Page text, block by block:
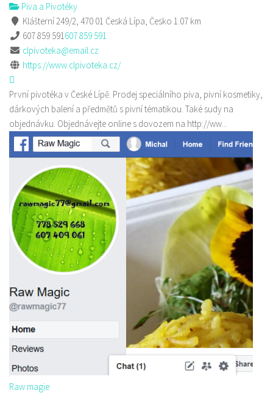
Piva a Pivotéky
Klášterní 249/2, 470 01 Česká Lípa, Česko 1.07 km
607 859 591607 859 591
clpivoteka@email.cz
https://www.clpivoteka.cz/
První pivotéka v České Lípě. Prodej speciálního piva, pivní kosmetiky,
dárkových balení a předmětů s pivní tématikou. Také sudy na
objednávku. Objednávejte online s dovozem na http://ww...
Raw magie